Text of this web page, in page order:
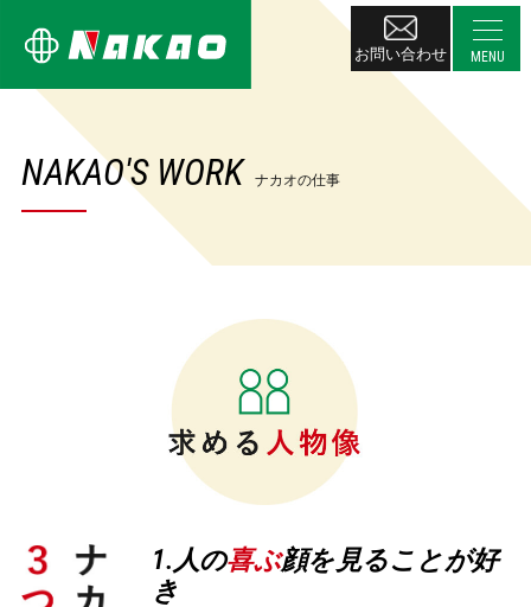
お問い合わせ
NAKAO'S WORK ナカオの仕事
1.人の喜ぶ顔を見ることが好
き